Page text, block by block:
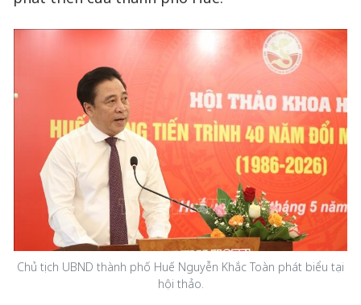
Chủ tịch UBND thành phố Huế Nguyễn Khắc Toàn phát biểu tại
hội thảo.